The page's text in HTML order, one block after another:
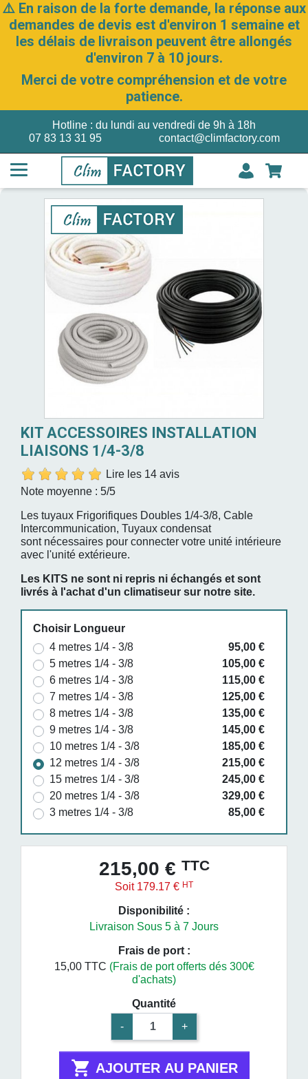
⚠️ En raison de la forte demande, la réponse aux
demandes de devis est d'environ 1 semaine et
les délais de livraison peuvent être allongés
d'environ 7 à 10 jours.
Merci de votre compréhension et de votre
patience.
07 83 13 31 95
Hotline : du lundi au vendredi de 9h à 18h
contact@climfactory.com
KIT ACCESSOIRES INSTALLATION
LIAISONS 1/4-3/8
Lire les 14 avis
Note moyenne : 5/5
Les tuyaux Frigorifiques Doubles 1/4-3/8, Cable
Intercommunication, Tuyaux condensat
sont nécessaires pour connecter votre unité intérieure
avec l'unité extérieure.
Les KITS ne sont ni repris ni échangés et sont
livrés à l'achat d'un climatiseur sur notre site.
Choisir Longueur
4 metres 1/4 - 3/8
95,00 €
5 metres 1/4 - 3/8
105,00 €
6 metres 1/4 - 3/8
115,00 €
7 metres 1/4 - 3/8
125,00 €
8 metres 1/4 - 3/8
135,00 €
9 metres 1/4 - 3/8
145,00 €
10 metres 1/4 - 3/8
185,00 €
12 metres 1/4 - 3/8
215,00 €
15 metres 1/4 - 3/8
245,00 €
20 metres 1/4 - 3/8
329,00 €
3 metres 1/4 - 3/8
85,00 €
215,00 € TTC
Soit 179.17 € HT
Disponibilité :
Livraison Sous 5 à 7 Jours
Frais de port :
15,00 TTC (Frais de port offerts dés 300€
d'achats)
Quantité
-
+
 AJOUTER AU PANIER